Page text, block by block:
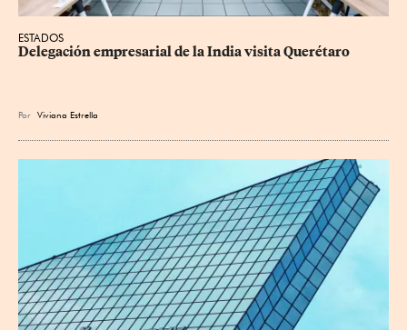
ESTADOS
Delegación empresarial de la India visita Querétaro
Por Viviana Estrella